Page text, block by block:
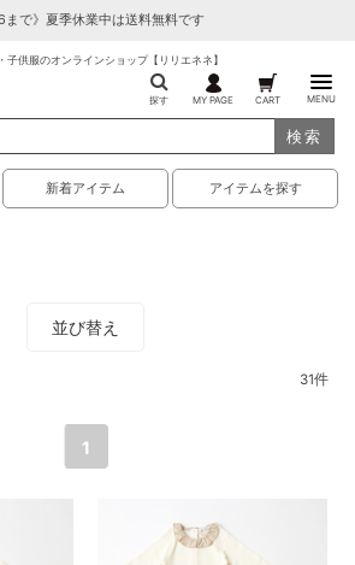
まで》夏季休業中は送料無料です
供服のオンラインショップ【リリエネネ】
探す MY PAGE CART MENU
検索
新着アイテム アイテムを探す
並び替え
31件
1